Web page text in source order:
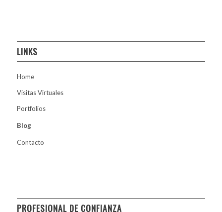
LINKS
Home
Visitas Virtuales
Portfolios
Blog
Contacto
PROFESIONAL DE CONFIANZA